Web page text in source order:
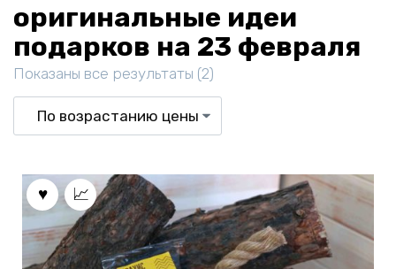
оригинальные идеи
подарков на 23 февраля
Показаны все результаты (2)
по